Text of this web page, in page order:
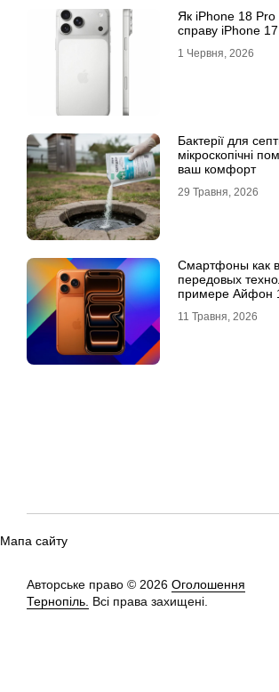
Як iPhone 18 Pro
справу iPhone
1 Червня, 2026
Бактерії для
мікроскопічні
ваш комфорт
29 Травня, 2026
Смартфоны как
передовых
примере Айфон
11 Травня, 2026
Мапа сайту
Авторське право © 2026 Оголошення
Тернопіль. Всі права захищені.